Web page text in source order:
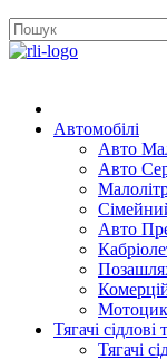
Автомобілі
Авто
Авто
Авто
Тягачі
Тягачі